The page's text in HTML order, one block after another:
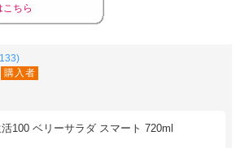
ちら
購入者
100 ベリーサラダ スマート 720ml